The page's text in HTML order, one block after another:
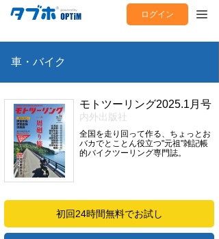
ログイン
車・バイク
モトツーリング2025.1月号
内外出版社
全国を走り回って作る、ちょっとお
バカでとことん役立つ"元祖"雑記帳
的バイクツーリング専門誌。
初回24時間無料でお試し